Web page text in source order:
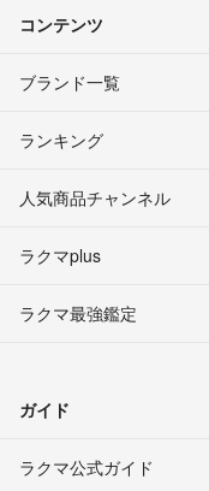
コンテンツ
ブランド一覧
ランキング
人気商品チャンネル
ラクマplus
ラクマ最強鑑定
ガイド
ラクマ公式ガイド